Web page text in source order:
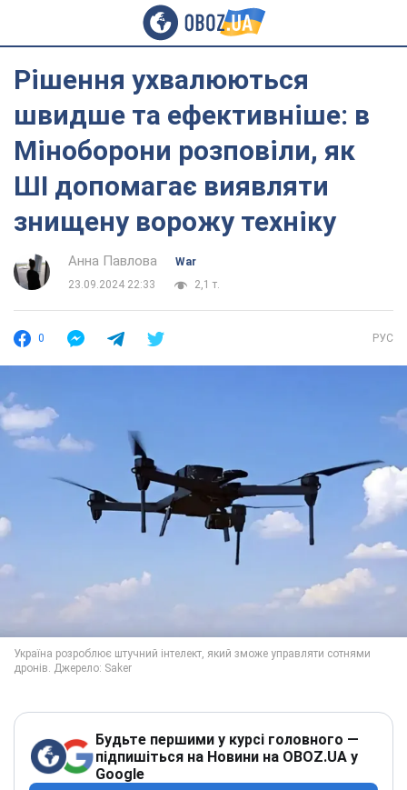
Рішення ухвалюються
швидше та ефективніше: в
Міноборони розповіли, як
ШІ допомагає виявляти
знищену ворожу техніку
Анна Павлова
War
23.09.2024 22:33
2,1 т.
0 РУС
Будьте першими у курсі головного —
підпишіться на Новини на OBOZ.UA у
Google